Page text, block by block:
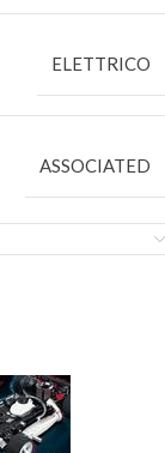
ELETTRICO
ASSOCIATED